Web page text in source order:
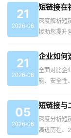
21
2026-06
短链接在
深度解析短
接助您提升
21
2026-06
企业如何
全面对比企
能、安全性
05
2026-06
短链接与
深度分析短
演进历程、